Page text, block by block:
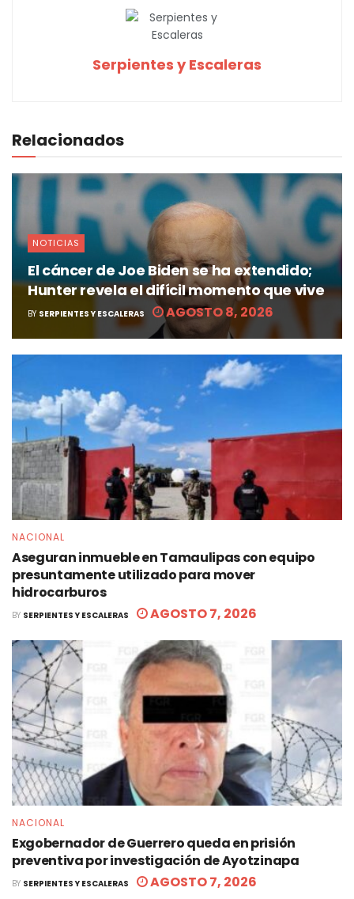
Serpientes y Escaleras
Relacionados
NOTICIAS
El cáncer de Joe Biden se ha extendido;
Hunter revela el difícil momento que vive
BY SERPIENTES Y ESCALERAS AGOSTO 8, 2026
NACIONAL
Aseguran inmueble en Tamaulipas con equipo
presuntamente utilizado para mover
hidrocarburos
BY SERPIENTES Y ESCALERAS AGOSTO 7, 2026
NACIONAL
Exgobernador de Guerrero queda en prisión
preventiva por investigación de Ayotzinapa
BY SERPIENTES Y ESCALERAS AGOSTO 7, 2026